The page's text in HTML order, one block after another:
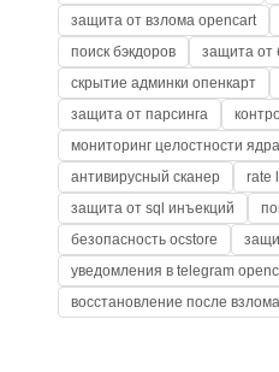
защита от взлома opencart
поиск бэкдоров
защита от
скрытие админки опенкарт
защита от парсинга
мониторинг целостности ядра
антивирусный сканер
rate
защита от sql инъекций
безопасность ocstore
уведомления в telegram
восстановление после взлома